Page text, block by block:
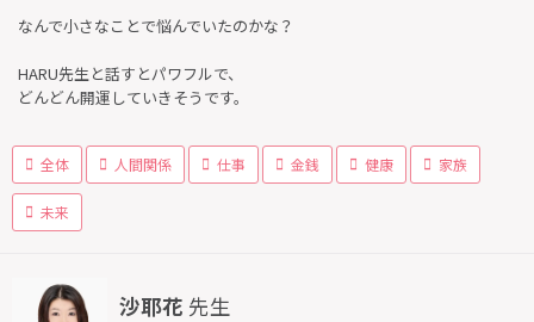
なんで小さなことで悩んでいたのかな？
HARU先生と話すとパワフルで、
どんどん開運していきそうです。
全体 人間関係 仕事 金銭 健康 家族
未来
沙耶花 先生